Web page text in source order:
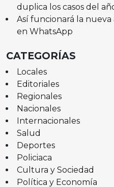
duplica los casos del
Así funcionará la
en WhatsApp
CATEGORÍAS
Locales
Editoriales
Regionales
Nacionales
Internacionales
Salud
Deportes
Policiaca
Cultura y Sociedad
Política y Economía